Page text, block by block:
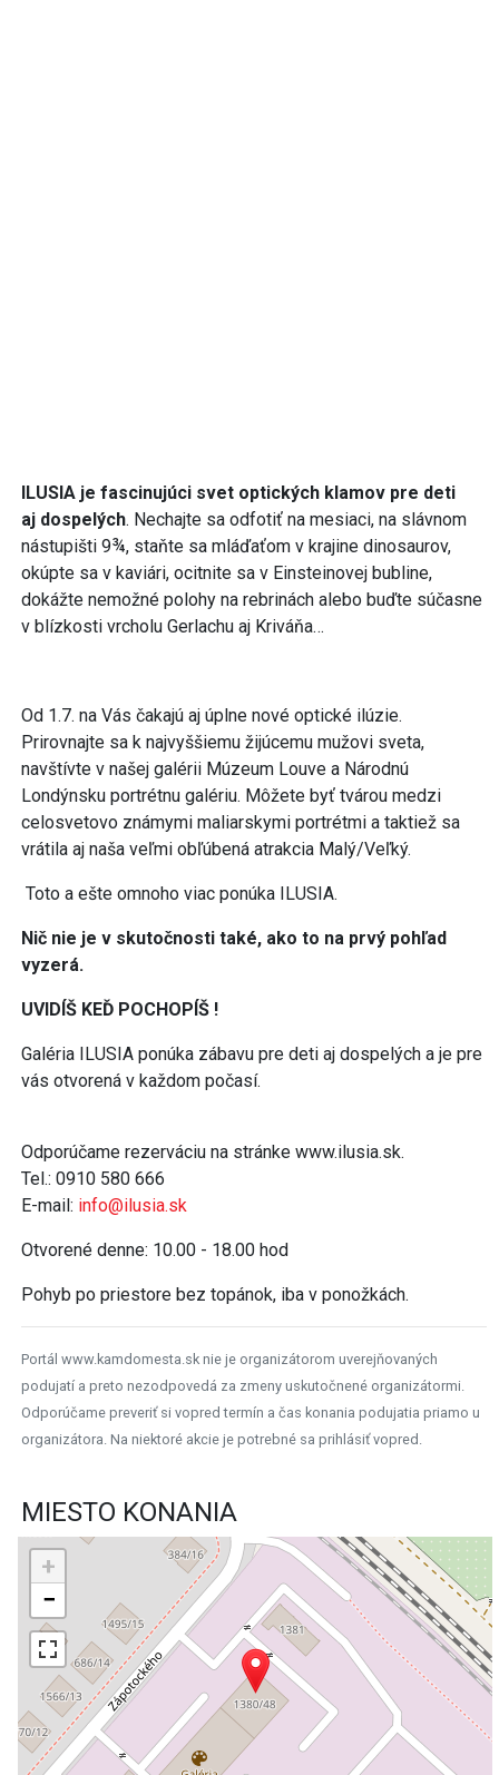
ILUSIA je fascinujúci svet optických klamov pre deti
aj dospelých. Nechajte sa odfotiť na mesiaci, na slávnom
nástupišti 9¾, staňte sa mláďaťom v krajine dinosaurov,
okúpte sa v kaviári, ocitnite sa v Einsteinovej bubline,
dokážte nemožné polohy na rebrinách alebo buďte súčasne
v blízkosti vrcholu Gerlachu aj Kriváňa…
Od 1.7. na Vás čakajú aj úplne nové optické ilúzie.
Prirovnajte sa k najvyššiemu žijúcemu mužovi sveta,
navštívte v našej galérii Múzeum Louve a Národnú
Londýnsku portrétnu galériu. Môžete byť tvárou medzi
celosvetovo známymi maliarskymi portrétmi a taktiež sa
vrátila aj naša veľmi obľúbená atrakcia Malý/Veľký.
Toto a ešte omnoho viac ponúka ILUSIA.
Nič nie je v skutočnosti také, ako to na prvý pohľad
vyzerá.
UVIDÍŠ KEĎ POCHOPÍŠ !
Galéria ILUSIA ponúka zábavu pre deti aj dospelých a je pre
vás otvorená v každom počasí.
Odporúčame rezerváciu na stránke www.ilusia.sk.
Tel.: 0910 580 666
E-mail: info@ilusia.sk
Otvorené denne: 10.00 - 18.00 hod
Pohyb po priestore bez topánok, iba v ponožkách.
Portál www.kamdomesta.sk nie je organizátorom uverejňovaných
podujatí a preto nezodpovedá za zmeny uskutočnené organizátormi.
Odporúčame preveriť si vopred termín a čas konania podujatia priamo u
organizátora. Na niektoré akcie je potrebné sa prihlásiť vopred.
MIESTO KONANIA
+
−